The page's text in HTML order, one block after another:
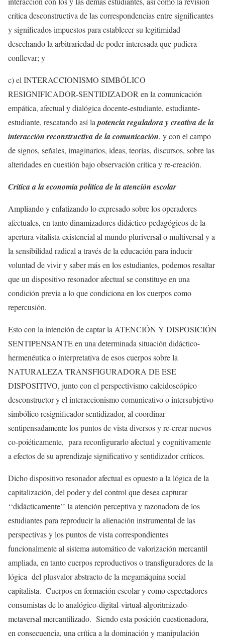
crítica desconstructiva de las correspondencias entre significantes
y significados impuestos para establecer su legitimidad
desechando la arbitrariedad de poder interesada que pudiera
conllevar; y
c) el INTERACCIONISMO SIMBÓLICO
RESIGNIFICADOR-SENTIDIZADOR en la comunicación
empática, afectual y dialógica docente-estudiante, estudiante-
estudiante, rescatando así lapotencia reguladora y creativa de la
interacción reconstructiva de la comunicación, y con el campo
de signos, señales, imaginarios, ideas, teorías, discursos, sobre las
alteridades en cuestión bajo observación crítica y re-creación.
Crítica a la economía política de la atención escolar
Ampliando y enfatizando lo expresado sobre los operadores
afectuales, en tanto dinamizadores didáctico-pedagógicos de la
apertura vitalista-existencial al mundo pluriversal o multiversal y a
la sensibilidad radical a través de la educación para inducir
voluntad de vivir y saber más en los estudiantes, podemos resaltar
que un dispositivo resonador afectual se constituye en una
condición previa a lo que condiciona en los cuerpos como
repercusión.
Esto con la intención de captar la ATENCIÓN Y DISPOSICIÓN
SENTIPENSANTE en una determinada situación didáctico-
hermenéutica o interpretativa de esos cuerpos sobre la
NATURALEZA TRANSFIGURADORA DE ESE
DISPOSITIVO, junto con el perspectivismo caleidoscópico
desconstructor y el interaccionismo comunicativo o intersubjetivo
simbólico resignificador-sentidizador, al coordinar
sentipensadamente los puntos de vista diversos y re-crear nuevos
co-poiéticamente, para reconfigurarlo afectual y cognitivamente
a efectos de su aprendizaje significativo y sentidizador críticos.
Dicho dispositivo resonador afectual es opuesto a la lógica de la
capitalización, del poder y del control que desea capturar
‘‘didácticamente’’ la atención perceptiva y razonadora de los
estudiantes para reproducir la alienación instrumental de las
perspectivas y los puntos de vista correspondientes
funcionalmente al sistema automático de valorización mercantil
ampliada, en tanto cuerpos reproductivos o transfiguradores de la
lógica del plusvalor abstracto de la megamáquina social
capitalista. Cuerpos en formación escolar y como espectadores
consumistas de lo analógico-digital-virtual-algoritmizado-
metaversal mercantilizado. Siendo esta posición cuestionadora,
en consecuencia, una crítica a la dominación y manipulación